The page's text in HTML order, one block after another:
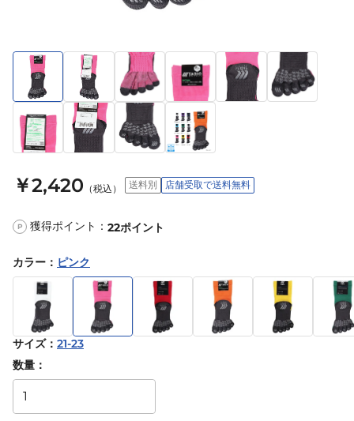
￥2,420 （税込） 送料別 店舗受取で送料無料
P 獲得ポイント： 22ポイント
カラー ： ピンク
サイズ： 21-23
数量：